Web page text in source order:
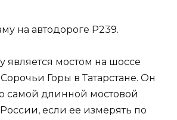
на автодороге Р239.
является мостом на шоссе
Горы в Татарстане. Он
самой длинной мостовой
если ее измерять по